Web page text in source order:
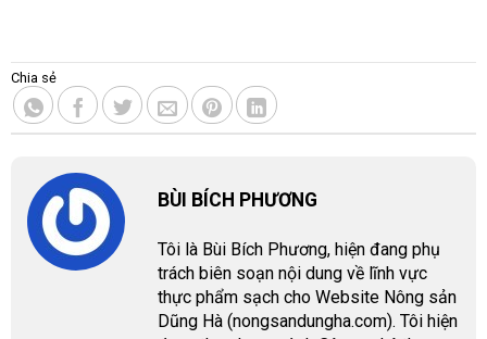
Chia sẻ
BÙI BÍCH PHƯƠNG
Tôi là Bùi Bích Phương, hiện đang phụ
trách biên soạn nội dung về lĩnh vực
thực phẩm sạch cho Website Nông sản
Dũng Hà (nongsandungha.com). Tôi hiện